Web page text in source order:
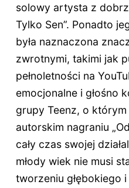
solowy artysta z
Tylko Sen”. Ponadto
była naznaczona
zwrotnymi, takimi jak
pełnoletności na
emocjonalne i głośno
grupy Teenz, o
autorskim nagraniu
cały czas swojej
młody wiek nie musi
tworzeniu głębokiego